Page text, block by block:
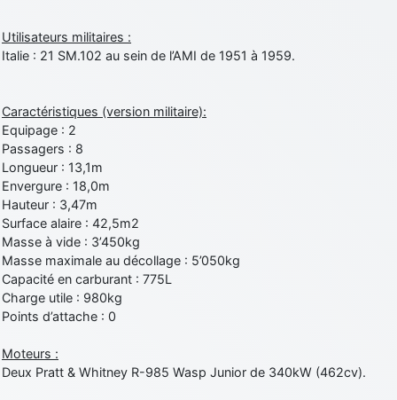
Utilisateurs militaires :
Italie : 21 SM.102 au sein de l’AMI de 1951 à 1959.
Caractéristiques (version militaire):
Equipage : 2
Passagers : 8
Longueur : 13,1m
Envergure : 18,0m
Hauteur : 3,47m
Surface alaire : 42,5m2
Masse à vide : 3’450kg
Masse maximale au décollage : 5’050kg
Capacité en carburant : 775L
Charge utile : 980kg
Points d’attache : 0
Moteurs :
Deux Pratt & Whitney R-985 Wasp Junior de 340kW (462cv).